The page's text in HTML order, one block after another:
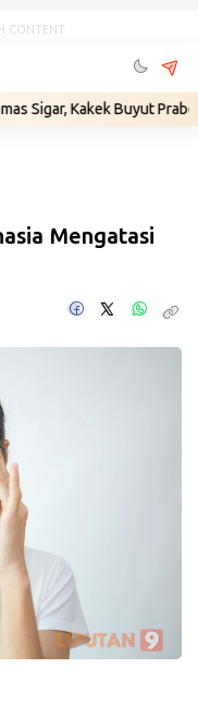
CONTENT
Buyut Prabowo dari
Mengatasi